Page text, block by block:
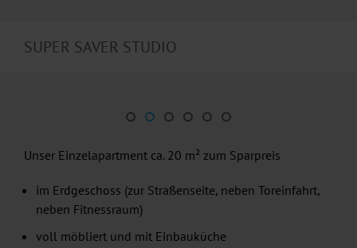
SUPER SAVER STUDIO
Unser Einzelapartment ca. 20 m² zum Sparpreis
im Erdgeschoss (zur Straßenseite, neben Toreinfahrt,
neben Fitnessraum)
voll möbliert und mit Einbauküche